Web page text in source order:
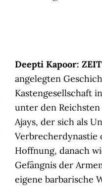
Deepti Kapoor:
angelegten
Kastengesellschaft
unter den
Ajays, der sich als
Verbrecherdynastie
Hoffnung, danach
Gefängnis der
eigene barbarische